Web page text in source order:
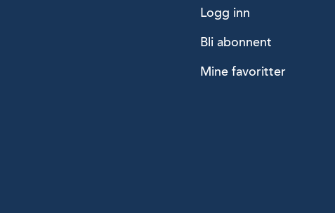
Logg inn
Bli abonnent
Mine favoritter